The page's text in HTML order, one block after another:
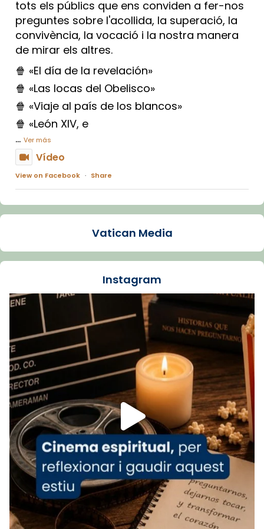
tots els públics que ens conviden a fer-nos
preguntes sobre l'acollida, la superació, la
convivència, la vocació i la nostra manera
de mirar els altres.
🍿 «El día de la revelación»
🍿 «Las locas del Obelisco»
🍿 «Viaje al país de los blancos»
🍿 «León XIV, e
... Ver más
Vídeo
View on Facebook · Share
Arquebisbat de Barcelona
La Carmina va patir depressió. Fa gairebé
dos mesos, a l'Estadi Lluís Companys, la
Recupera l'entrevista comp
Vatican
tican News 👇
www.vaticannews.va/es/iglesia/news/2026-
07/carmina-historia-depresion-papa-viaje-
espana-testimoni...
Foto
View on Facebook · Share
Arquebisbat de Barcelona
2 weeks ago
«Avui les santes Juliana i Semproniana ens
ajuden a alçar la mirada»
Mons. Sergi Gordo, bisbe de Tortosa, ha
presidit aquest 27 de juliol la missa de Les
Vatican Media
Instagram